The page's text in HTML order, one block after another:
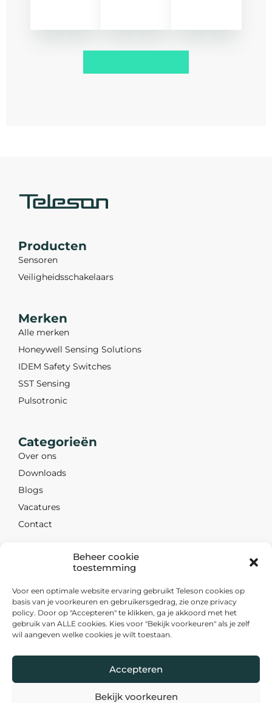
Beheer cookie
toestemming
Voor een optimale website ervaring gebruikt Teleson cookies op
basis van je voorkeuren en gebruikersgedrag, zie onze privacy
policy. Door op "Accepteren" te klikken, ga je akkoord met het
gebruik van ALLE cookies. Kies voor "Bekijk voorkeuren" als je zelf
wil aangeven welke cookies je wilt toestaan.
Accepteren
Bekijk voorkeuren
Producten
Sensoren
Veiligheidsschakelaars
Merken
Alle merken
Honeywell Sensing Solutions
IDEM Safety Switches
SST Sensing
Pulsotronic
Categorieën
Over ons
Downloads
Blogs
Vacatures
Contact
Nevadadreef 26
3565 CB Utrecht
+31 30 263 1000
sales@teleson.nl